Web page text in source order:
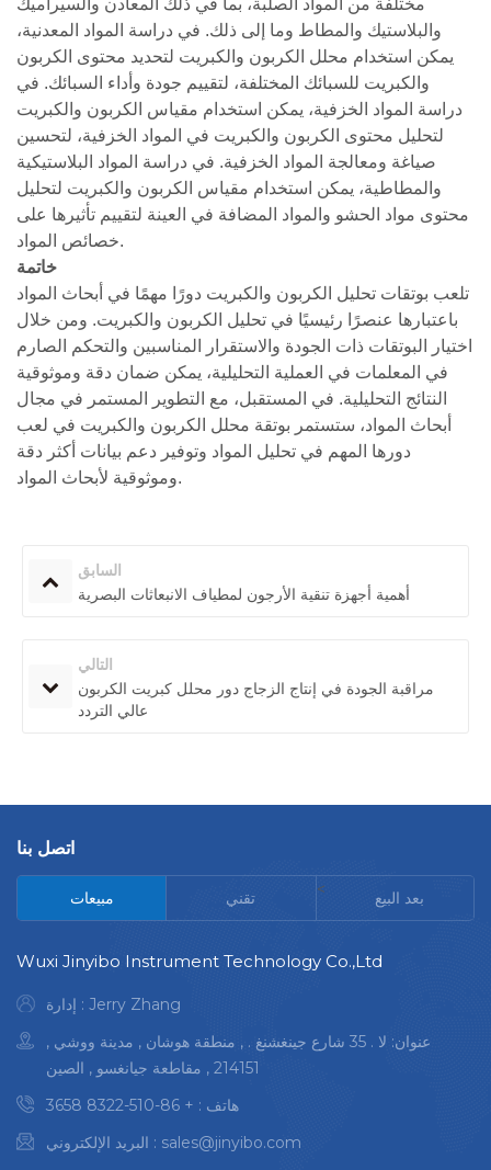
مختلفة من المواد الصلبة، بما في ذلك المعادن والسيراميك
والبلاستيك والمطاط وما إلى ذلك. في دراسة المواد المعدنية،
يمكن استخدام محلل الكربون والكبريت لتحديد محتوى الكربون
والكبريت للسبائك المختلفة، لتقييم جودة وأداء السبائك. في
دراسة المواد الخزفية، يمكن استخدام مقياس الكربون والكبريت
لتحليل محتوى الكربون والكبريت في المواد الخزفية، لتحسين
صياغة ومعالجة المواد الخزفية. في دراسة المواد البلاستيكية
والمطاطية، يمكن استخدام مقياس الكربون والكبريت لتحليل
محتوى مواد الحشو والمواد المضافة في العينة لتقييم تأثيرها على
خصائص المواد.
خاتمة
تلعب بوتقات تحليل الكربون والكبريت دورًا مهمًا في أبحاث المواد
باعتبارها عنصرًا رئيسيًا في تحليل الكربون والكبريت. ومن خلال
اختيار البوتقات ذات الجودة والاستقرار المناسبين والتحكم الصارم
في المعلمات في العملية التحليلية، يمكن ضمان دقة وموثوقية
النتائج التحليلية. في المستقبل، مع التطوير المستمر في مجال
أبحاث المواد، ستستمر بوتقة محلل الكربون والكبريت في لعب
دورها المهم في تحليل المواد وتوفير دعم بيانات أكثر دقة
وموثوقية لأبحاث المواد.
السابق
أهمية أجهزة تنقية الأرجون لمطياف الانبعاثات البصرية
التالي
مراقبة الجودة في إنتاج الزجاج دور محلل كبريت الكربون
عالي التردد
اتصل بنا
مبيعات تقني < بعد البيع
Wuxi Jinyibo Instrument Technology Co.,Ltd
إدارة : Jerry Zhang
عنوان: لا . 35 شارع جينغشنغ . , منطقة هوشان , مدينة ووشي ,
214151 , مقاطعة جيانغسو , الصين
هاتف : + 86-510-8322 3658
البريد الإلكتروني : sales@jinyibo.com